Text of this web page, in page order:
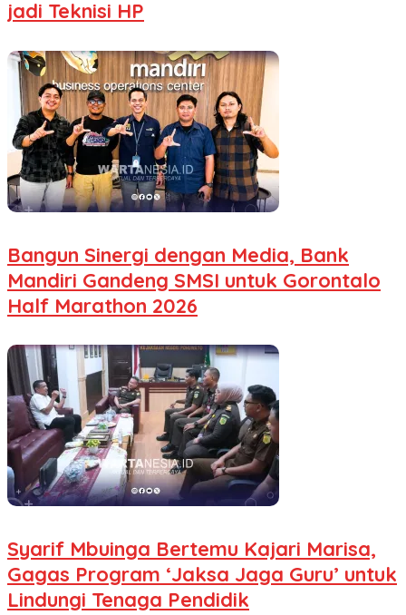
jadi Teknisi HP
Bangun Sinergi dengan Media, Bank
Mandiri Gandeng SMSI untuk Gorontalo
Half Marathon 2026
Syarif Mbuinga Bertemu Kajari Marisa,
Gagas Program ‘Jaksa Jaga Guru’ untuk
Lindungi Tenaga Pendidik